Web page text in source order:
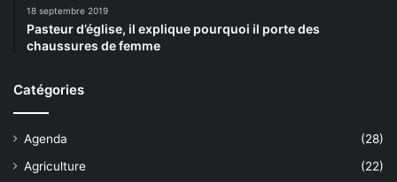
18 septembre 2019
Pasteur d’église, il explique pourquoi il porte des
chaussures de femme
Catégories
Agenda
(28)
Agriculture
(22)